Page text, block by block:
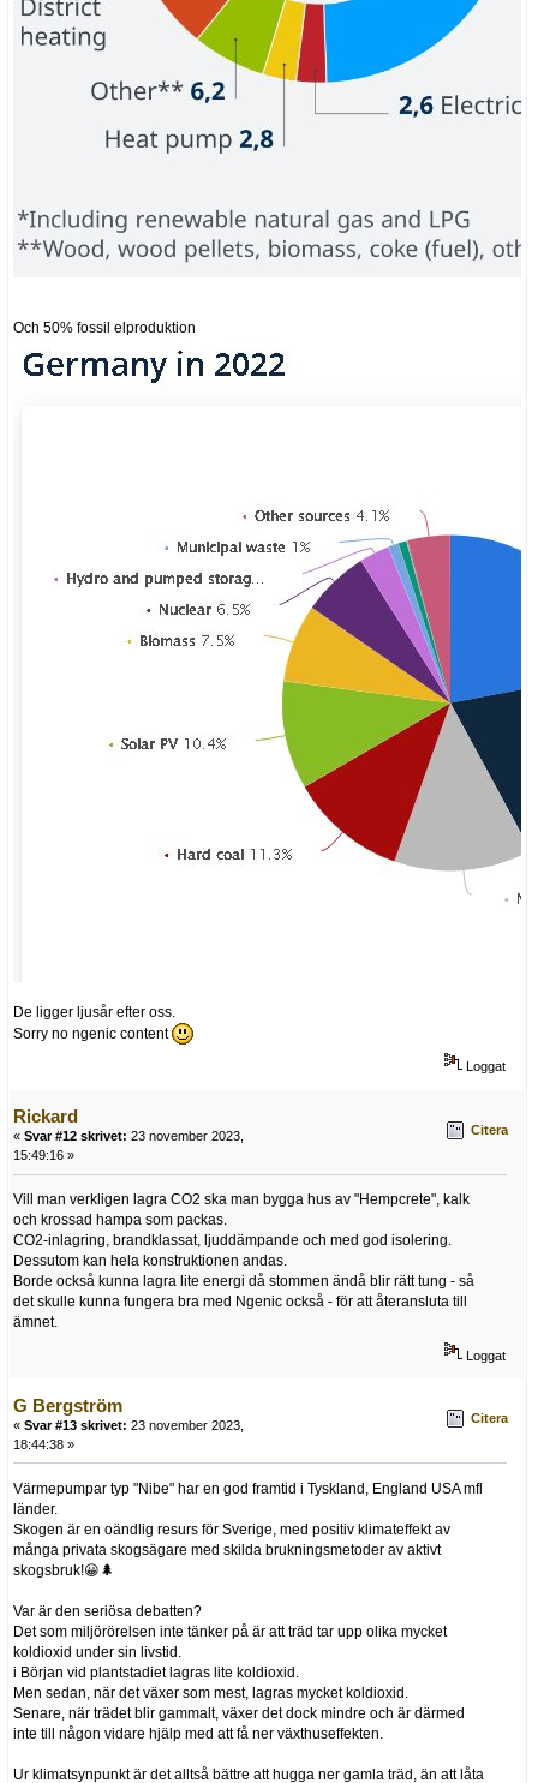
Och 50% fossil elproduktion
De ligger ljusår efter oss.
Sorry no ngenic content
Loggat
Rickard
« Svar #12 skrivet: 23 november 2023,
15:49:16 »
Citera
Vill man verkligen lagra CO2 ska man bygga hus av "Hempcrete", kalk
och krossad hampa som packas.
CO2-inlagring, brandklassat, ljuddämpande och med god isolering.
Dessutom kan hela konstruktionen andas.
Borde också kunna lagra lite energi då stommen ändå blir rätt tung - så
det skulle kunna fungera bra med Ngenic också - för att återansluta till
ämnet.
Loggat
G Bergström
« Svar #13 skrivet: 23 november 2023,
18:44:38 »
Citera
Värmepumpar typ "Nibe" har en god framtid i Tyskland, England USA mfl
länder.
Skogen är en oändlig resurs för Sverige, med positiv klimateffekt av
många privata skogsägare med skilda brukningsmetoder av aktivt
skogsbruk!😀🌲
Var är den seriösa debatten?
Det som miljörörelsen inte tänker på är att träd tar upp olika mycket
koldioxid under sin livstid.
i Början vid plantstadiet lagras lite koldioxid.
Men sedan, när det växer som mest, lagras mycket koldioxid.
Senare, när trädet blir gammalt, växer det dock mindre och är därmed
inte till någon vidare hjälp med att få ner växthuseffekten.
Ur klimatsynpunkt är det alltså bättre att hugga ner gamla träd, än att låta